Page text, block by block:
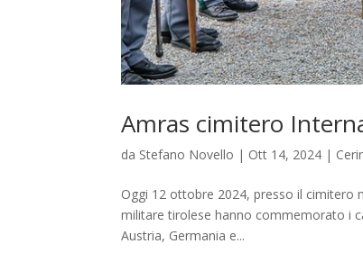
Amras cimitero
da Stefano Novello | Ott 14, 2024 |
Oggi 12 ottobre 2024, presso il cimitero
militare tirolese hanno commemorato i
Austria, Germania e...